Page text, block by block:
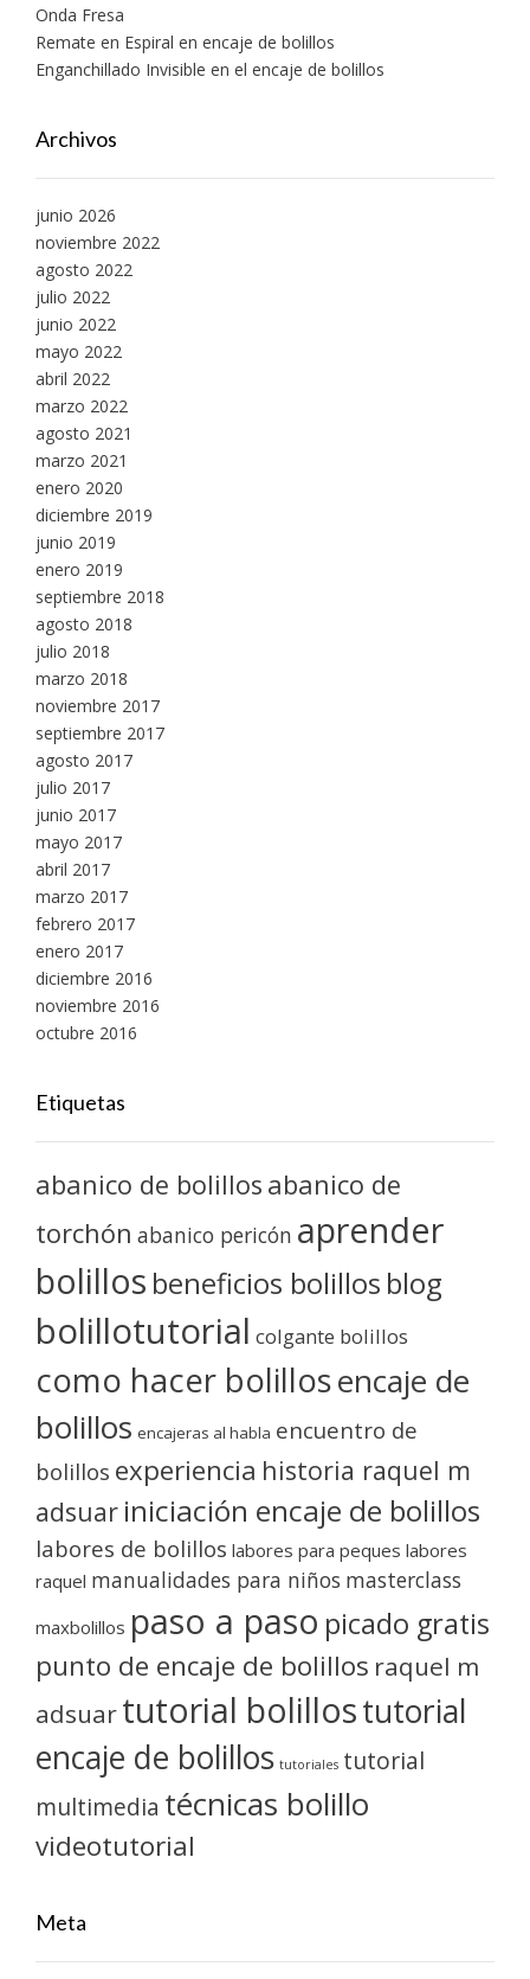
Onda Fresa
Remate en Espiral en encaje de bolillos
Enganchillado Invisible en el encaje de bolillos
Archivos
junio 2026
noviembre 2022
agosto 2022
julio 2022
junio 2022
mayo 2022
abril 2022
marzo 2022
agosto 2021
marzo 2021
enero 2020
diciembre 2019
junio 2019
enero 2019
septiembre 2018
agosto 2018
julio 2018
marzo 2018
noviembre 2017
septiembre 2017
agosto 2017
julio 2017
junio 2017
mayo 2017
abril 2017
marzo 2017
febrero 2017
enero 2017
diciembre 2016
noviembre 2016
octubre 2016
Etiquetas
abanico de bolillos abanico de
torchón abanico pericón aprender
bolillos beneficios bolillos blog
bolillotutorial colgante bolillos
como hacer bolillosencaje de
bolillos encajeras al habla encuentro de
bolillos experiencia historia raquel m
adsuar iniciación encaje de bolillos
labores de bolillos labores para peques labores
raquel manualidades para niños masterclass
maxbolillos paso a paso picado gratis
punto de encaje de bolillos raquel m
adsuartutorial bolillostutorial
encaje de bolillos tutoriales tutorial
multimedia técnicas bolillo
videotutorial
Meta